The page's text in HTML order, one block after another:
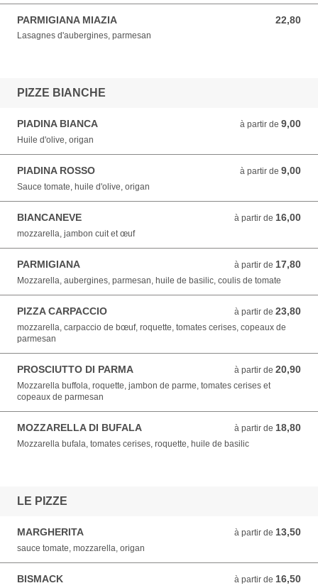
PARMIGIANA MIAZIA 22,80
22,80 EUR
Lasagnes d'aubergines, parmesan
PIZZE BIANCHE
PIADINA BIANCA à partir de 9,00
à partir de 9,00 EUR
Huile d'olive, origan
PIADINA ROSSO à partir de 9,00
à partir de 9,00 EUR
Sauce tomate, huile d'olive, origan
BIANCANEVE à partir de 16,00
à partir de 16,00 EUR
mozzarella, jambon cuit et œuf
PARMIGIANA à partir de 17,80
à partir de 17,80 EUR
Mozzarella, aubergines, parmesan, huile de basilic, coulis de tomate
PIZZA CARPACCIO à partir de 23,80
à partir de 23,80 EUR
mozzarella, carpaccio de bœuf, roquette, tomates cerises, copeaux de
parmesan
PROSCIUTTO DI PARMA à partir de 20,90
à partir de 20,90 EUR
Mozzarella buffola, roquette, jambon de parme, tomates cerises et
copeaux de parmesan
MOZZARELLA DI BUFALA à partir de 18,80
à partir de 18,80 EUR
Mozzarella bufala, tomates cerises, roquette, huile de basilic
LE PIZZE
MARGHERITA à partir de 13,50
à partir de 13,50 EUR
sauce tomate, mozzarella, origan
BISMACK à partir de 16,50
à partir de 16,50 EUR